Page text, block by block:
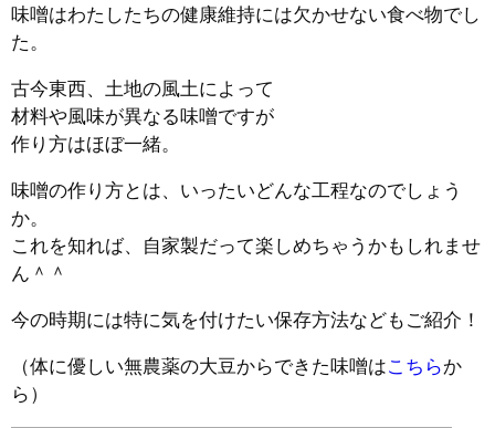
味噌はわたしたちの健康維持には欠かせない食べ物でし
た。
古今東西、土地の風土によって
材料や風味が異なる味噌ですが
作り方はほぼ一緒。
味噌の作り方とは、いったいどんな工程なのでしょう
か。
これを知れば、自家製だって楽しめちゃうかもしれませ
ん＾＾
今の時期には特に気を付けたい保存方法などもご紹介！
（体に優しい無農薬の大豆からできた味噌はこちらか
ら）